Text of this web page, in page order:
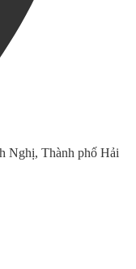
Nghị, Thành phố Hải